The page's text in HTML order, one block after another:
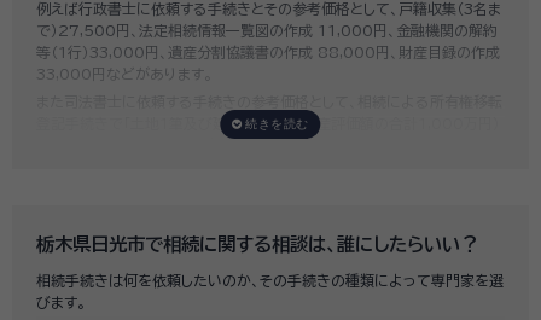
例えば行政書士に依頼する手続きとその参考価格として、戸籍収集（3名ま
で）27,500円、法定相続情報一覧図の作成 11,000円、金融機関の解約
等（1行）33,000円、遺産分割協議書の作成 88,000円、財産目録の作成
33,000円などがあります。
登記手続きで「土地1筆及び建物1棟（固定資産評価額の合計1,000万円）
せると100万円近くかそれ以上費用がかかってしまう場合もあるなど、非
いい相続では、お客様ごとに必要な相続手続きを明らかにし、無料で見積
もり をお出ししております。予算に合わせてご自身で対応できないものの
栃木県日光市で相続に関する相談は、誰にしたらいい？
相続手続きは何を依頼したいのか、その手続きの種類によって専門家を選
びます。